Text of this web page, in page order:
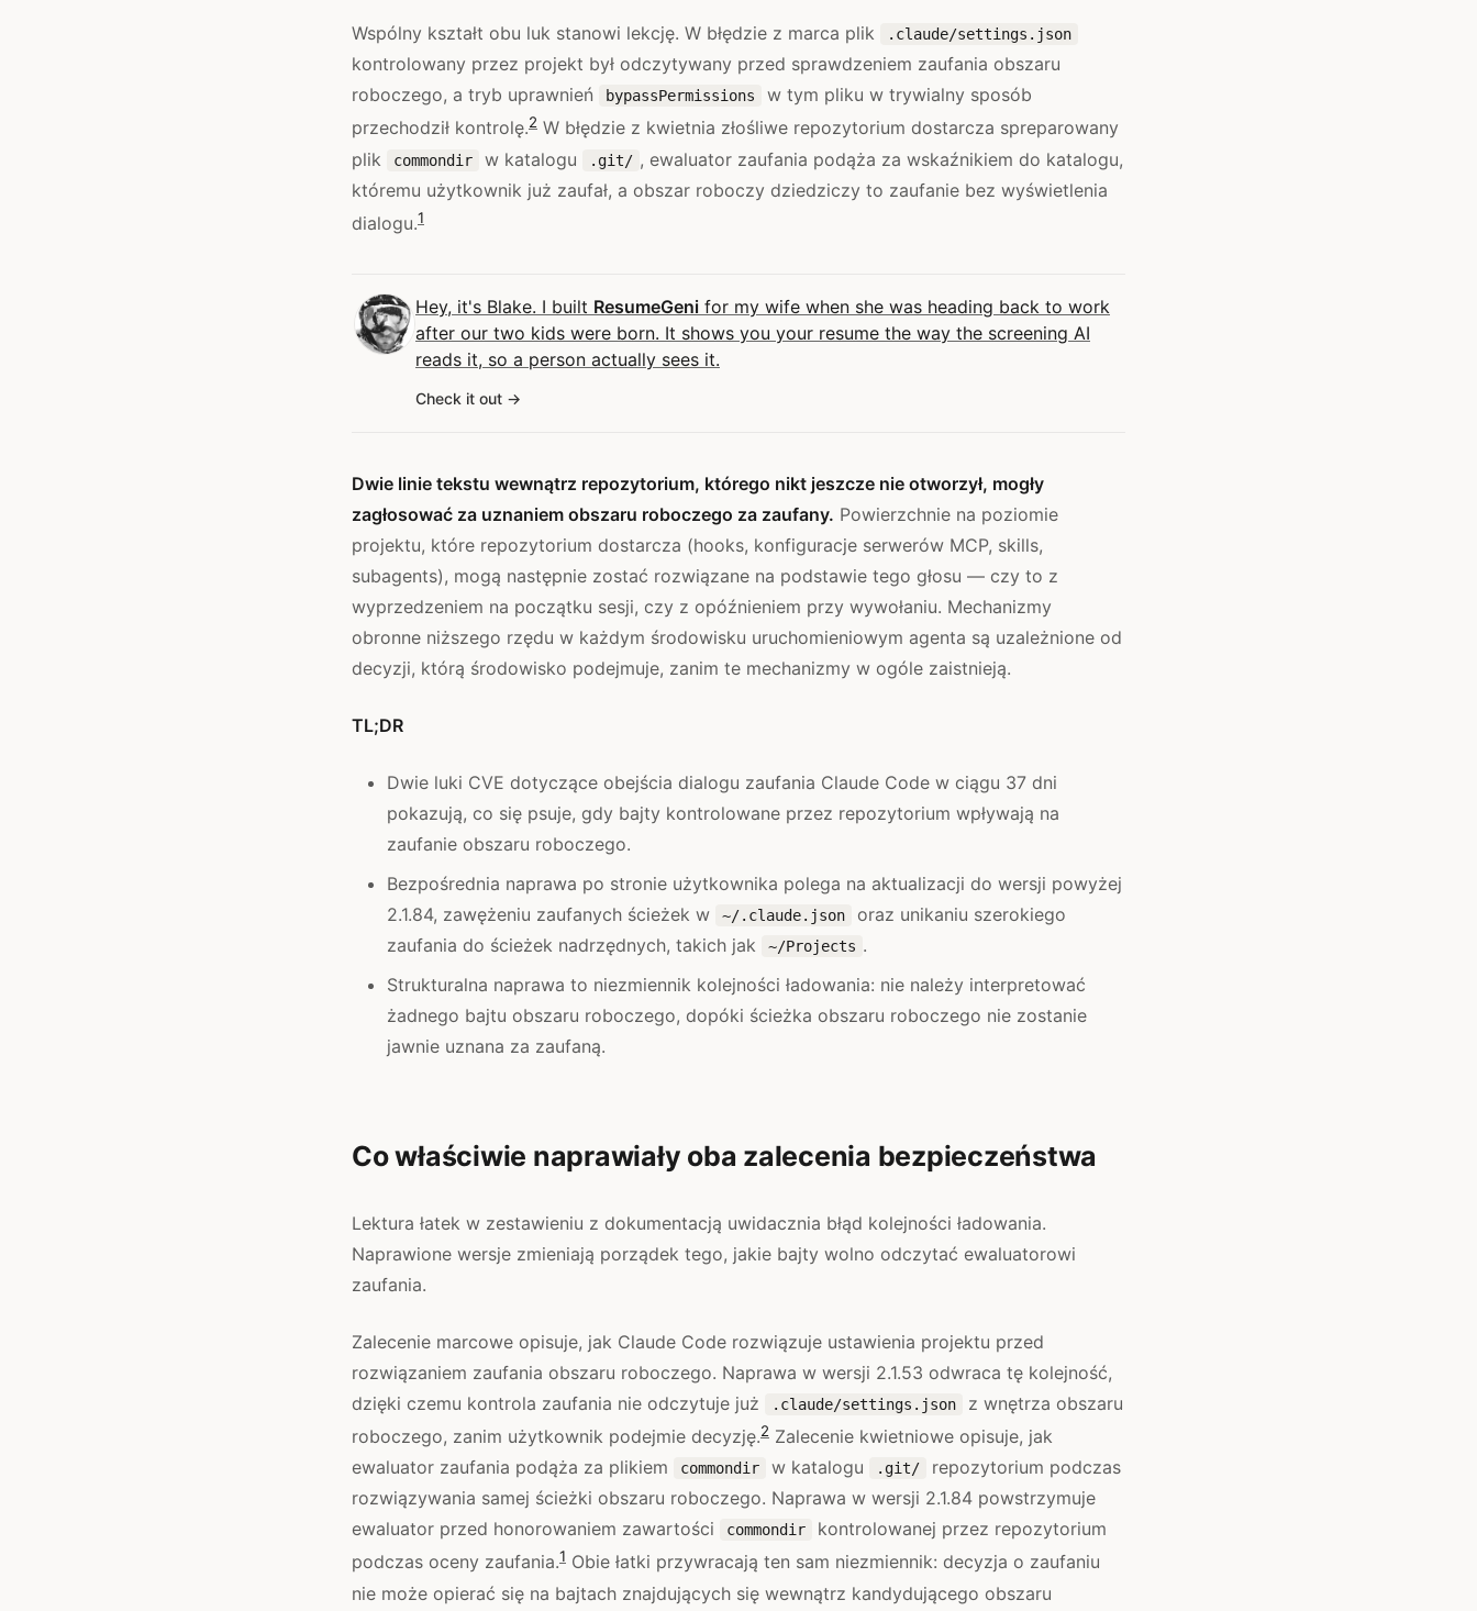
Wspólny kształt obu luk stanowi lekcję. W błędzie z marca plik .claude/settings.json
kontrolowany przez projekt był odczytywany przed sprawdzeniem zaufania obszaru
roboczego, a tryb uprawnień
bypassPermissions
w tym pliku w trywialny sposób
przechodził kontrolę.2 W błędzie z kwietnia złośliwe repozytorium dostarcza spreparowany
plik
commondir w katalogu .git/ , ewaluator zaufania podąża za wskaźnikiem do katalogu,
któremu użytkownik już zaufał, a obszar roboczy dziedziczy to zaufanie bez wyświetlenia
dialogu.1
Hey, it's Blake. I built ResumeGeni for my wife when she was heading back to work
after our two kids were born. It shows you your resume the way the screening AI
reads it, so a person actually sees it.
Check it out
Dwie linie tekstu wewnątrz repozytorium, którego nikt jeszcze nie otworzył, mogły
zagłosować za uznaniem obszaru roboczego za zaufany. Powierzchnie na poziomie
projektu, które repozytorium dostarcza (hooks, konfiguracje serwerów MCP, skills,
subagents), mogą następnie zostać rozwiązane na podstawie tego głosu — czy to z
wyprzedzeniem na początku sesji, czy z opóźnieniem przy wywołaniu. Mechanizmy
obronne niższego rzędu w każdym środowisku uruchomieniowym agenta są uzależnione od
decyzji, którą środowisko podejmuje, zanim te mechanizmy w ogóle zaistnieją.
TL;DR
Dwie luki CVE dotyczące obejścia dialogu zaufania Claude Code w ciągu 37 dni
pokazują, co się psuje, gdy bajty kontrolowane przez repozytorium wpływają na
zaufanie obszaru roboczego.
Bezpośrednia naprawa po stronie użytkownika polega na aktualizacji do wersji powyżej
2.1.84, zawężeniu zaufanych ścieżek w
~/.claude.json
oraz unikaniu szerokiego
zaufania do ścieżek nadrzędnych, takich jak
~/Projects .
Strukturalna naprawa to niezmiennik kolejności ładowania: nie należy interpretować
żadnego bajtu obszaru roboczego, dopóki ścieżka obszaru roboczego nie zostanie
jawnie uznana za zaufaną.
Co właściwie naprawiały oba zalecenia bezpieczeństwa
Lektura łatek w zestawieniu z dokumentacją uwidacznia błąd kolejności ładowania.
Naprawione wersje zmieniają porządek tego, jakie bajty wolno odczytać ewaluatorowi
zaufania.
Zalecenie marcowe opisuje, jak Claude Code rozwiązuje ustawienia projektu przed
rozwiązaniem zaufania obszaru roboczego. Naprawa w wersji 2.1.53 odwraca tę kolejność,
dzięki czemu kontrola zaufania nie odczytuje już
.claude/settings.json
z wnętrza obszaru
roboczego, zanim użytkownik podejmie decyzję.2 Zalecenie kwietniowe opisuje, jak
ewaluator zaufania podąża za plikiem
commondir w katalogu .git/
repozytorium podczas
rozwiązywania samej ścieżki obszaru roboczego. Naprawa w wersji 2.1.84 powstrzymuje
ewaluator przed honorowaniem zawartości
commondir
kontrolowanej przez repozytorium
podczas oceny zaufania.1 Obie łatki przywracają ten sam niezmiennik: decyzja o zaufaniu
nie może opierać się na bajtach znajdujących się wewnątrz kandydującego obszaru